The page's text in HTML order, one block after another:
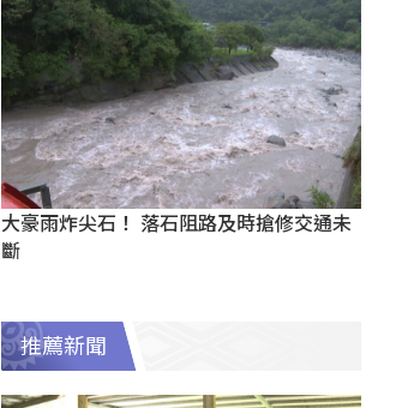
大豪雨炸尖石！ 落石阻路及時搶修交通未
斷
推薦新聞